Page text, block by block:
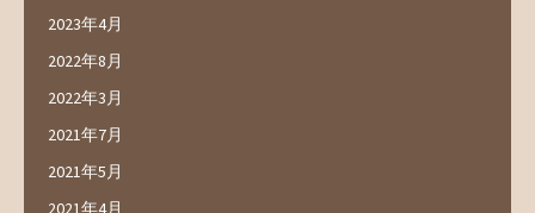
2023年4月
2022年8月
2022年3月
2021年7月
2021年5月
2021年4月